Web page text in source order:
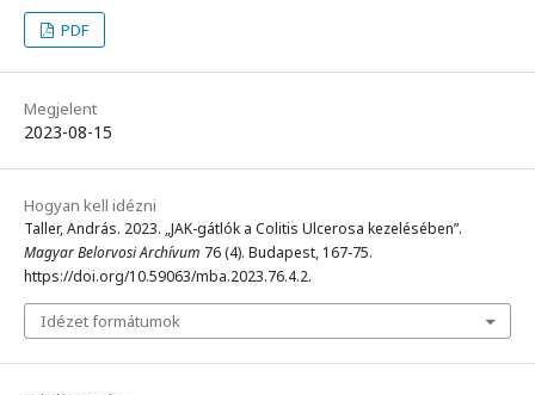
PDF
Megjelent
2023-08-15
Hogyan kell idézni
Taller, András. 2023. „JAK-gátlók a Colitis Ulcerosa kezelésében”.
Magyar Belorvosi Archívum 76 (4). Budapest, 167-75.
https://doi.org/10.59063/mba.2023.76.4.2.
Idézet formátumok